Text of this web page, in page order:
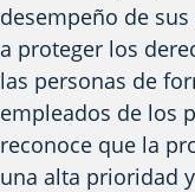
desempeño de
a proteger los
las personas de
empleados de los
reconoce que la
una alta prioridad